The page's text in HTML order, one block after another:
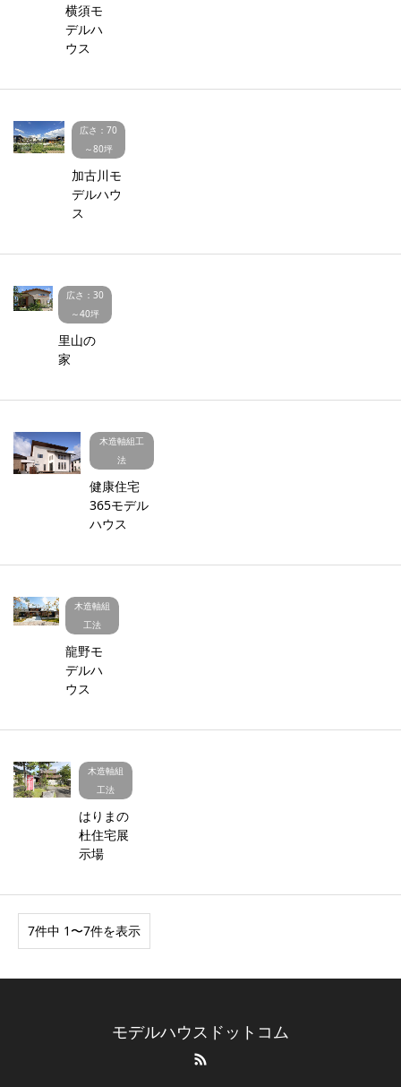
横須モ
デルハ
ウス
広さ：70
～80坪
加古川モ
デルハウ
ス
広さ：30
～40坪
里山の
家
木造軸組工
法
健康住宅
365モデル
ハウス
木造軸組
工法
龍野モ
デルハ
ウス
木造軸組
工法
はりまの
杜住宅展
示場
7件中 1〜7件を表示
モデルハウスドットコム